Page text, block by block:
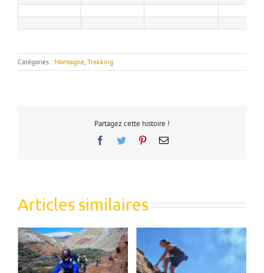
Catégories : Montagne Trekking
Partagez cette histoire !
Facebook
Twitter PinterestEmail
Articles similaires